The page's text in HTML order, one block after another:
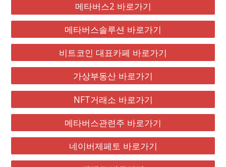
메타버스2 바로가기
메타버스솔루션 바로가기
비트코인 대표카페 바로가기
가상부동산 바로가기
NFT거래소 바로가기
메타버스관련주 바로가기
네이버제페토 바로가기